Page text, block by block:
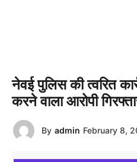
नेवई पुलिस की त्वरित
करने वाला आरोपी
By admin February 8,